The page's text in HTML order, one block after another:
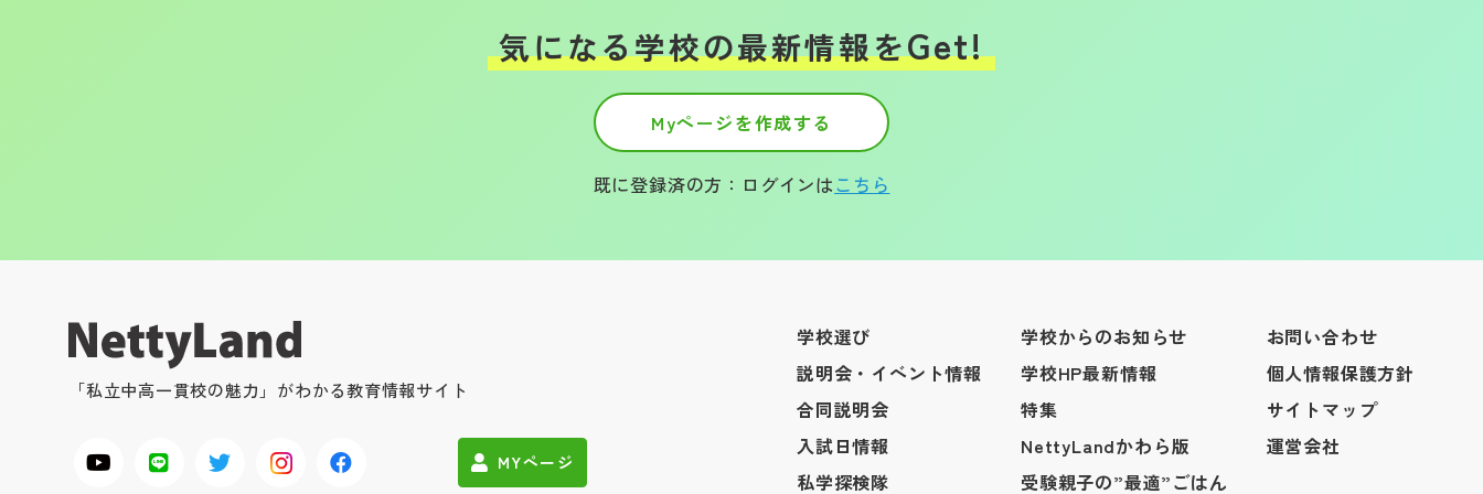
気になる学校の最新情報をGet!
Myページを作成する
既に登録済の方：ログインはこちら
「私立中高一貫校の魅力」がわかる教育情報サイト
MYページ
学校選び
説明会・イベント情報
合同説明会
入試日情報
私学探検隊
学校からのお知らせ
学校HP最新情報
特集
NettyLandかわら版
受験親子の”最適”ごはん
お問い合わせ
個人情報保護方針
サイトマップ
運営会社